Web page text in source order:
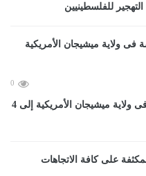
للفلسطينيين
0
ارتفاع عدد قتلى إطلاق نار على كنيسة فى ولاية ميشيجان الأمريكية إلى 4